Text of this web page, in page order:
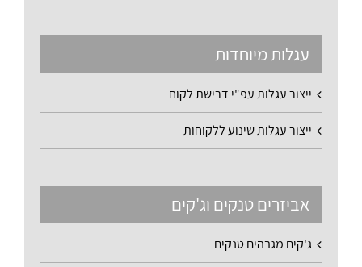
עגלות מיוחדות
ייצור עגלות עפ"י דרישת לקוח
ייצור עגלות שינוע ללקוחות
אביזרים טנקים וג'קים
ג'קים מגבהים טנקים